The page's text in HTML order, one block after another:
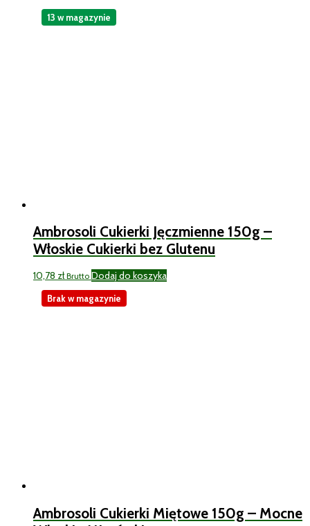
Ambrosoli Cukierki Jęczmienne 150g –
Włoskie Cukierki bez Glutenu
10,78 zł Brutto Dodaj do koszyka
13 w magazynie
Ambrosoli Cukierki Miętowe 150g – Mocne
Brak w magazynie